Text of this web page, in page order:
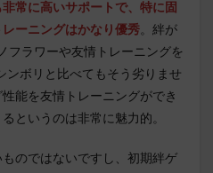
常に高いサポートで、特に固
ーニングはかなり優秀。絆が
フラワーや友情トレーニングを
ンボリと比べてもそう劣りませ
能を友情トレーニングができ
というのは非常に魅力的。
のではないですし、初期絆ゲ